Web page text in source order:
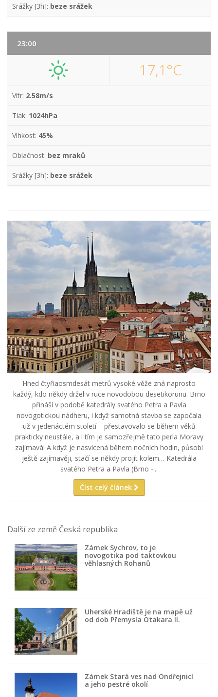
Srážky [3h]: beze srážek
23:00
17,1°C
Vítr: 2.58m/s
Tlak: 1024hPa
Vlhkost: 45%
Oblačnost: bez mraků
Srážky [3h]: beze srážek
Hned čtyřiaosmdesát metrů vysoké věže zná naprosto
každý, kdo někdy držel v ruce novodobou desetikorunu. Brno
přináší v podobě katedrály svatého Petra a Pavla
novogotickou nádheru, i když samotná stavba se započala
už v jedenáctém století – přestavovalo se během věků
prakticky neustále, a i tím je samozřejmě tato perla Moravy
zajímavá! A když je nasvícená během nočních hodin, působí
ještě zajímavěji, stačí se někdy projít kolem… Katedrála
svatého Petra a Pavla (Brno -...
Číst celý článek
Další ze země Česká republika
Zámek Sychrov, to je
novogotika pod taktovkou
věhlasných Rohanů
Uherské Hradiště je na mapě už
od dob Přemysla Otakara II.
Zámek Stará ves nad Ondřejnicí
a jeho pestré okolí